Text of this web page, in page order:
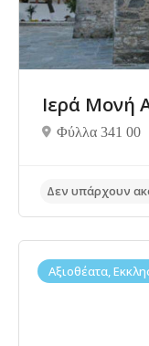
Ιερά Μονή
Φύλλα 341 00
Αξιοθέατα,